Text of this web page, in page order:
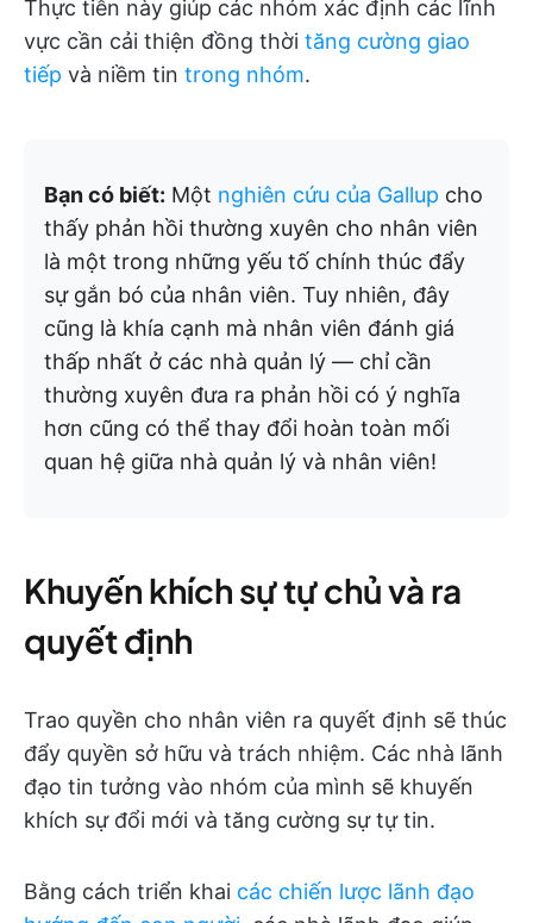
Thực tiễn này giúp các nhóm xác định các lĩnh
vực cần cải thiện đồng thời tăng cường giao
tiếp và niềm tin trong nhóm.
Bạn có biết: Một nghiên cứu của Gallup cho
thấy phản hồi thường xuyên cho nhân viên
là một trong những yếu tố chính thúc đẩy
sự gắn bó của nhân viên. Tuy nhiên, đây
cũng là khía cạnh mà nhân viên đánh giá
thấp nhất ở các nhà quản lý — chỉ cần
thường xuyên đưa ra phản hồi có ý nghĩa
hơn cũng có thể thay đổi hoàn toàn mối
quan hệ giữa nhà quản lý và nhân viên!
Khuyến khích sự tự chủ và ra
quyết định
Trao quyền cho nhân viên ra quyết định sẽ thúc
đẩy quyền sở hữu và trách nhiệm. Các nhà lãnh
đạo tin tưởng vào nhóm của mình sẽ khuyến
khích sự đổi mới và tăng cường sự tự tin.
Bằng cách triển khai các chiến lược lãnh đạo